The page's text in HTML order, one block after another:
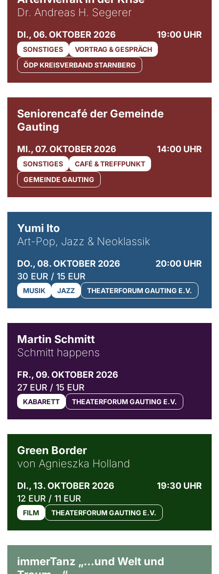
Dr. Andreas H. Segerer
DI., 06. OKTOBER 2026 19:00 UHR
SONSTIGES
VORTRAG & GESPRÄCH
ÖDP KREISVERBAND STARNBERG
Seniorencafé der Gemeinde
Gauting
MI., 07. OKTOBER 2026 14:00 UHR
SONSTIGES
CAFÉ & TREFFPUNKT
GEMEINDE GAUTING
Yumi Ito
Art-Pop, Jazz & Neoklassik
DO., 08. OKTOBER 2026
20:00 UHR
30 EUR / 15 EUR
MUSIK JAZZ THEATERFORUM GAUTING E.V.
Martin Schmitt
Schmitt happens
FR., 09. OKTOBER 2026
27 EUR / 15 EUR
KABARETT THEATERFORUM GAUTING E.V.
Green Border
von Agnieszka Holland
DI., 13. OKTOBER 2026
19:30 UHR
12 EUR / 11 EUR
FILM THEATERFORUM GAUTING E.V.
immerTanz „…und Welt und